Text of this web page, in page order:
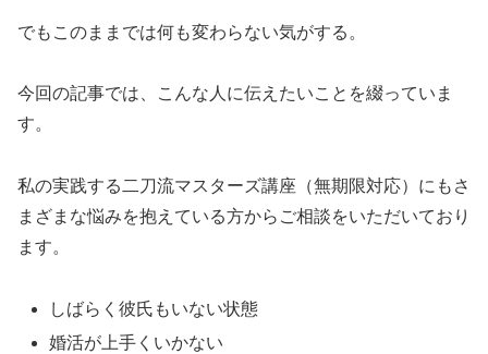
でもこのままでは何も変わらない気がする。
今回の記事では、こんな人に伝えたいことを綴っていま
す。
私の実践する二刀流マスターズ講座（無期限対応）にもさ
まざまな悩みを抱えている方からご相談をいただいており
ます。
しばらく彼氏もいない状態
婚活が上手くいかない